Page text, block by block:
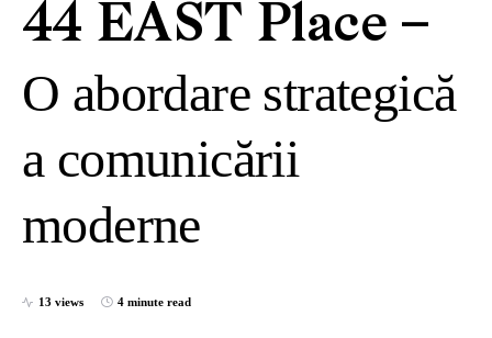
44 EAST Place –
O abordare strategică
a comunicării
moderne
13 views 4 minute read